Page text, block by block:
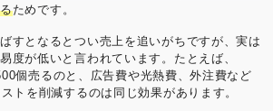
ためです。
すとなるとつい売上を追いがちですが、実は
度が低いと言われています。たとえば、
個売るのと、広告費や光熱費、外注費など
トを削減するのは同じ効果があります。